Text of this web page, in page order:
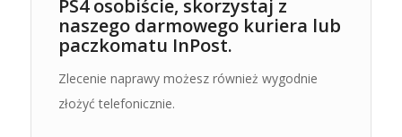
PS4 osobiście, skorzystaj z
naszego darmowego kuriera lub
paczkomatu InPost.
Zlecenie naprawy możesz również wygodnie
złożyć telefonicznie.